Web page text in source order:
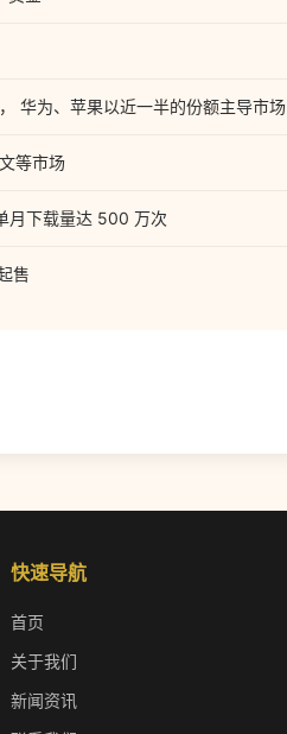
华为、苹果以近一半的份额主导市场
等市场
月下载量达 500 万次
售
快速导航
首页
关于我们
新闻资讯